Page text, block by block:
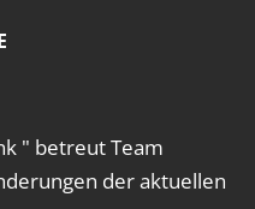
" betreut Team
der aktuellen